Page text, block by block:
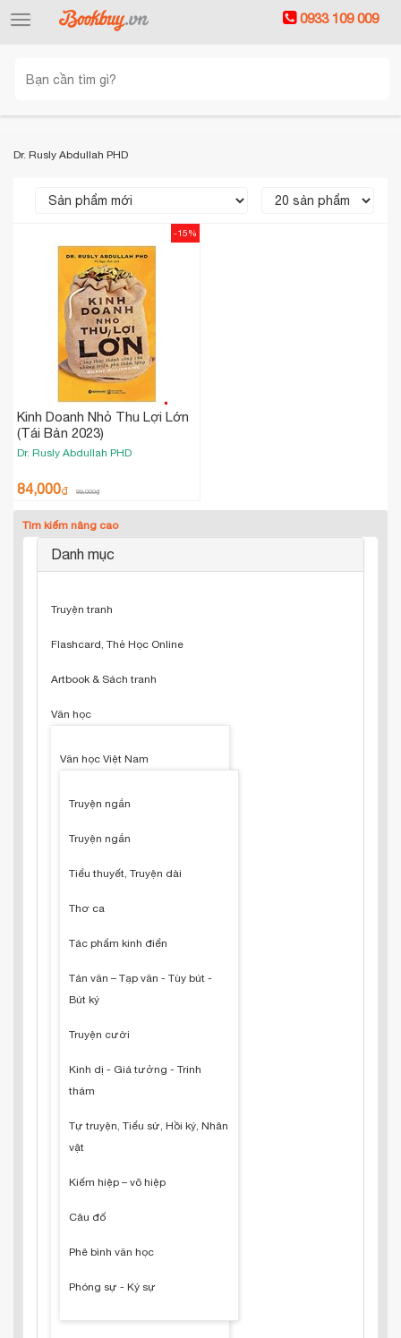
Toggle
0933 109 009
Dr. Rusly Abdullah PHD
Kinh Doanh Nhỏ Thu Lợi Lớn
(Tái Bản 2023)
Dr. Rusly Abdullah PHD
84,000₫ 99,000₫
-15%
Tìm kiếm nâng cao
Danh mục
Truyện tranh
Flashcard, Thẻ Học Online
Artbook & Sách tranh
Văn học
Văn học Việt Nam
Truyện ngắn
Truyện ngắn
Tiểu thuyết, Truyện dài
Thơ ca
Tác phẩm kinh điển
Tản văn – Tạp văn - Tùy bút -
Bút ký
Truyện cười
Kinh dị - Giả tưởng - Trinh
thám
Tự truyện, Tiểu sử, Hồi ký, Nhân
vật
Kiếm hiệp – võ hiệp
Câu đố
Phê bình văn học
Phóng sự - Ký sự